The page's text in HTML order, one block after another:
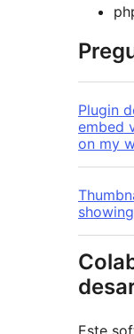
Plugin
embed
on my
showing